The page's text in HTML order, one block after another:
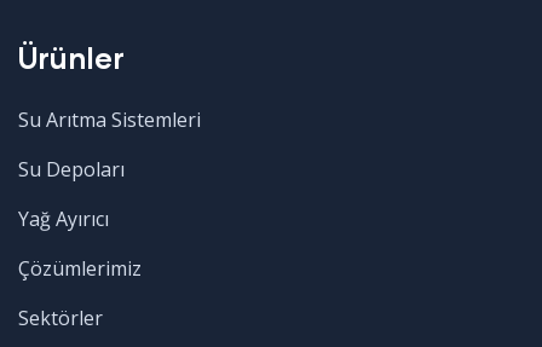
Ürünler
Su Arıtma Sistemleri
Su Depoları
Yağ Ayırıcı
Çözümlerimiz
Sektörler